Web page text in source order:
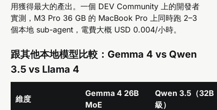
用獲得最大的產出。一個 DEV Community 上的開發者
實測，M3 Pro 36 GB 的 MacBook Pro 上同時跑 2–3
個本地 sub-agent，電費大概 USD 0.004/小時。
跟其他本地模型比較：Gemma 4 vs Qwen
3.5 vs Llama 4
維度
Gemma 4 26B
MoE
Qwen 3.5（32B
級）